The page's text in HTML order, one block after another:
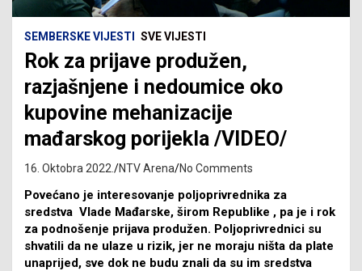
SEMBERSKE VIJESTI SVE VIJESTI
Rok za prijave produžen,
razjašnjene i nedoumice oko
kupovine mehanizacije
mađarskog porijekla /VIDEO/
16. Oktobra 2022. NTV Arena No Comments
Povećano je interesovanje poljoprivrednika za
sredstva Vlade Mađarske, širom Republike , pa je i rok
za podnošenje prijava produžen. Poljoprivrednici su
shvatili da ne ulaze u rizik, jer ne moraju ništa da plate
unaprijed, sve dok ne budu znali da su im sredstva